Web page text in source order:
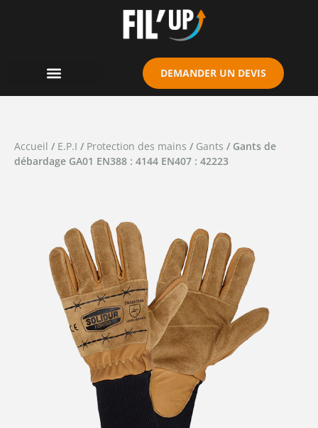
DEMANDER UN DEVIS
Accueil / E.P.I / Protection des mains / Gants / Gants de
débardage GA01 EN388 : 4144 EN407 : 42223
Cookies management panel